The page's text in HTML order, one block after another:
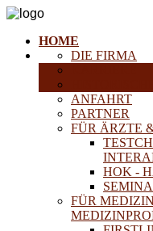
HOME
DIE FIRMA
ANFAHRT
PARTNER
FÜR ÄRZTE
HOK -
FÜR